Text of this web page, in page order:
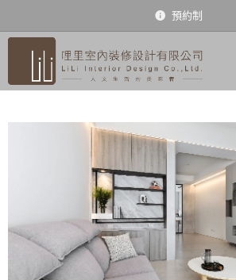
預約制